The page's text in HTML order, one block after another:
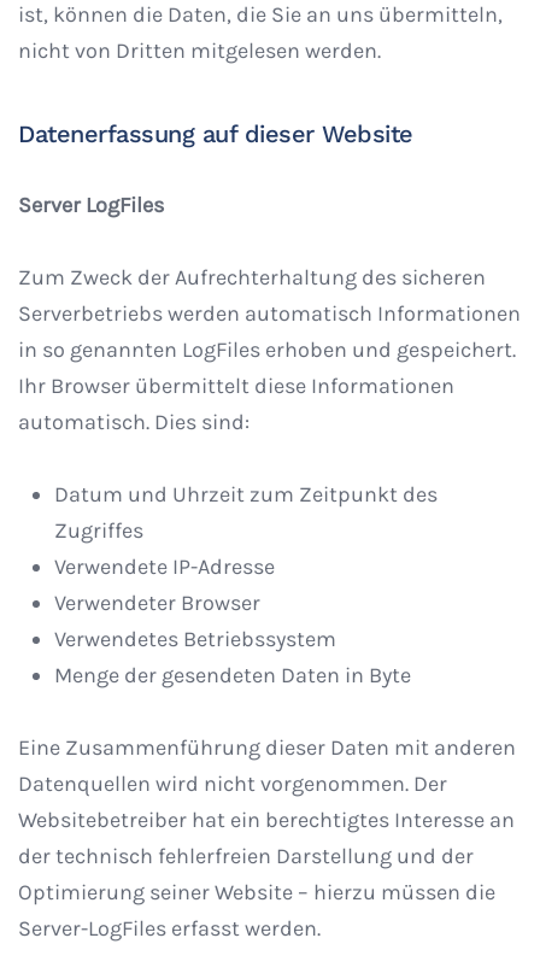
ist, können die Daten, die Sie an uns übermitteln,
nicht von Dritten mitgelesen werden.
Datenerfassung auf dieser Website
Server LogFiles
Zum Zweck der Aufrechterhaltung des sicheren
Serverbetriebs werden automatisch Informationen
in so genannten LogFiles erhoben und gespeichert.
Ihr Browser übermittelt diese Informationen
automatisch. Dies sind:
Datum und Uhrzeit zum Zeitpunkt des
Zugriffes
Verwendete IP-Adresse
Verwendeter Browser
Verwendetes Betriebssystem
Menge der gesendeten Daten in Byte
Eine Zusammenführung dieser Daten mit anderen
Datenquellen wird nicht vorgenommen. Der
Websitebetreiber hat ein berechtigtes Interesse an
der technisch fehlerfreien Darstellung und der
Optimierung seiner Website – hierzu müssen die
Server-LogFiles erfasst werden.